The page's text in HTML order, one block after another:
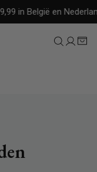
in België en